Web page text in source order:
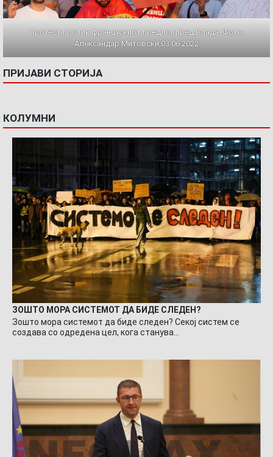
Протест против францускиот предлог пред Влада. Фото:
Александар Митовски,03.06.2022
ПРИЈАВИ СТОРИЈА
КОЛУМНИ
ЗОШТО МОРА СИСТЕМОТ ДА БИДЕ СЛЕДЕН?
Зошто мора системот да биде следен? Секој систем се
создава со одредена цел, кога станува…